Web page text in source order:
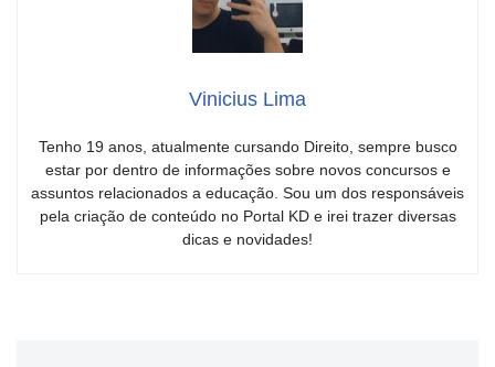
Vinicius Lima
Tenho 19 anos, atualmente cursando Direito, sempre busco
estar por dentro de informações sobre novos concursos e
assuntos relacionados a educação. Sou um dos responsáveis
pela criação de conteúdo no Portal KD e irei trazer diversas
dicas e novidades!